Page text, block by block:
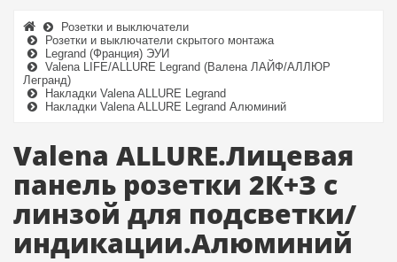
Розетки и выключатели
Розетки и выключатели скрытого монтажа
Legrand (Франция) ЭУИ
Valena LIFE/ALLURE Legrand (Валена ЛАЙФ/АЛЛЮР
Легранд)
Накладки Valena ALLURE Legrand
Накладки Valena ALLURE Legrand Алюминий
Valena ALLURE.Лицевая
панель розетки 2К+З с
линзой для подсветки/
индикации.Алюминий